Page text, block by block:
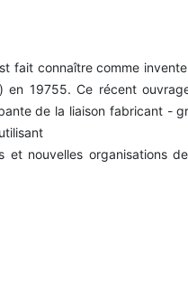
fait connaître comme
en 19755. Ce récent
de la liaison fabricant -
et nouvelles organisations